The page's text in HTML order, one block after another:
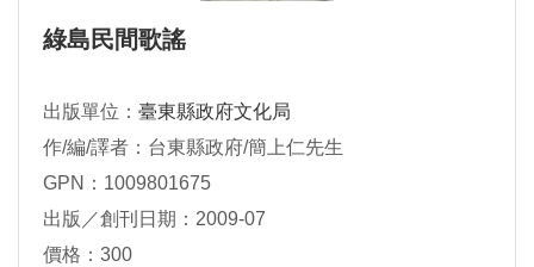
綠島民間歌謠
出版單位： 臺東縣政府文化局
作/編/譯者：台東縣政府/簡上仁先生
GPN：1009801675
出版／創刊日期：2009-07
價格：300